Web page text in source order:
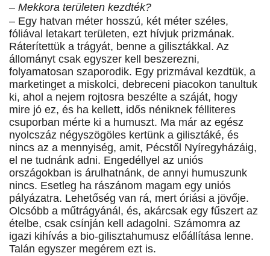
– Mekkora területen kezdték?
– Egy hatvan méter hosszú, két méter széles,
fóliával letakart területen, ezt hívjuk prizmának.
Ráterítettük a trágyát, benne a gilisztákkal. Az
állományt csak egyszer kell beszerezni,
folyamatosan szaporodik. Egy prizmával kezdtük, a
marketinget a miskolci, debreceni piacokon tanultuk
ki, ahol a nejem rojtosra beszélte a száját, hogy
mire jó ez, és ha kellett, idős néniknek félliteres
csuporban mérte ki a humuszt. Ma már az egész
nyolcszáz négyszögöles kertünk a gilisztáké, és
nincs az a mennyiség, amit, Pécstől Nyíregyházáig,
el ne tudnánk adni. Engedéllyel az uniós
országokban is árulhatnánk, de annyi humuszunk
nincs. Esetleg ha rászánom magam egy uniós
pályázatra. Lehetőség van rá, mert óriási a jövője.
Olcsóbb a műtrágyánál, és, akárcsak egy fűszert az
ételbe, csak csínján kell adagolni. Számomra az
igazi kihívás a bio-gilisztahumusz előállítása lenne.
Talán egyszer megérem ezt is.